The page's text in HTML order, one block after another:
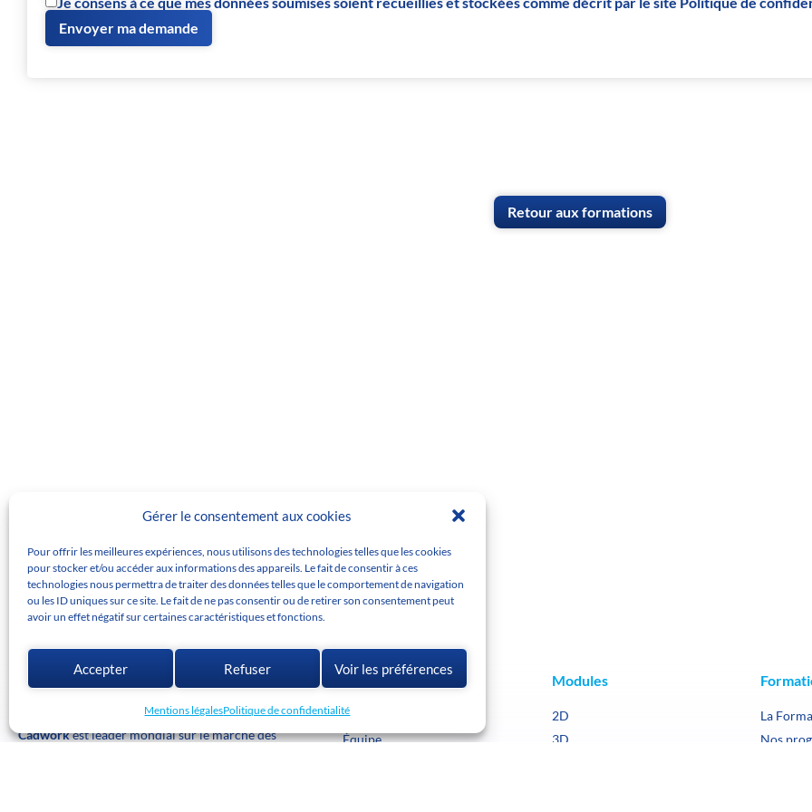
Gérer le consentement aux cookies
Pour offrir les meilleures expériences, nous utilisons des technologies telles que les cookies
pour stocker et/ou accéder aux informations des appareils. Le fait de consentir à ces
technologies nous permettra de traiter des données telles que le comportement de navigation
ou les ID uniques sur ce site. Le fait de ne pas consentir ou de retirer son consentement peut
avoir un effet négatif sur certaines caractéristiques et fonctions.
Accepter Refuser Voir les préférences
Mentions légalesPolitique de confidentialité
Envoyer ma demande
Retour aux formations
Cadworkest leader mondial sur le marché des
L'entreprise
Histoire
Équipe
Modules
2D
3D
La
Nos